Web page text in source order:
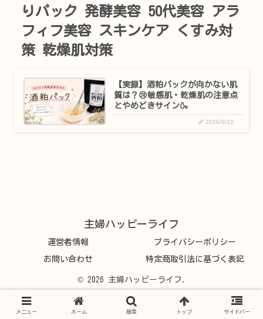
りパック 発酵美容 50代美容 アラ
フィフ美容 スキンケア くすみ対
策 乾燥肌対策
【実録】酒粕パックが向かない肌
質は？😢敏感肌・乾燥肌の注意点
とやめどきサイン🍶
2026/5/12
主婦ハッピーライフ
運営者情報 プライバシーポリシー
お問い合わせ 特定商取引法に基づく表記
© 2026 主婦ハッピーライフ.
メニュー ホーム 検索 トップ サイドバー